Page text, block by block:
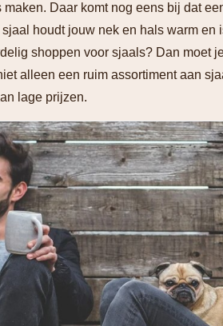
Daar komt nog eens bij dat
houdt jouw nek en hals warm en
shoppen voor sjaals? Dan moet
alleen een ruim assortiment aan
lage prijzen.